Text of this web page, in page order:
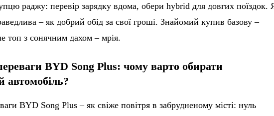
раджу: перевір зарядку вдома, обери hybrid для довгих поїздок.
– як добрий обід за свої гроші. Знайомий купив базову –
топ з сонячним дахом – мрія.
BYD Song Plus: чому варто обирати
автомобіль?
BYD Song Plus – як свіже повітря в забрудненому місті: нуль